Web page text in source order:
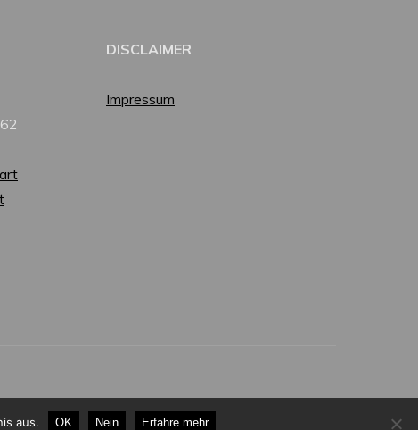
DISCLAIMER
Impressum
aus. OK Nein Erfahre mehr